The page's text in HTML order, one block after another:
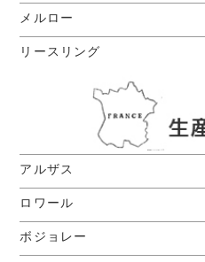
メルロー
リースリング
アルザス
ロワール
ボジョレー